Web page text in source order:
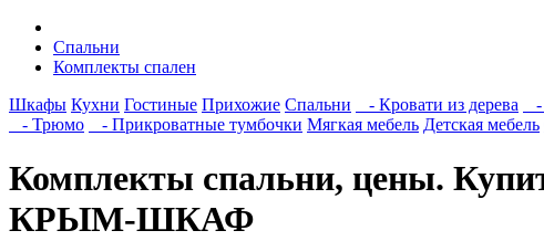
Спальни
Комплекты спален
Шкафы Кухни Гостиные Прихожие Спальни - Кровати из дерева -
- Трюмо
- Прикроватные тумбочки Мягкая мебель Детская мебель
Комплекты спальни, цены.
КРЫМ-ШКАФ